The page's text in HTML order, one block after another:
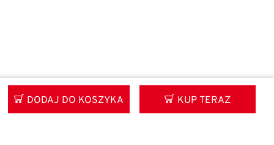
DODAJ DO KOSZYKA KUP TERAZ